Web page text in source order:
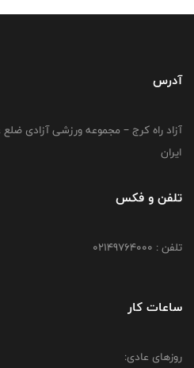
آدرس
آزاد راه کرج – مجموعه ورزشی آزادی
ایران
تلفن و فکس
تلفن : 02149764000
ساعات کار
روزهای عادی: